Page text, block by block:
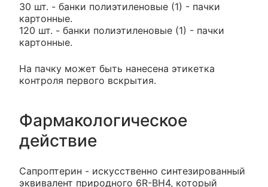
30 шт. - банки полиэтиленовые (1) - пачки
картонные.
120 шт. - банки полиэтиленовые (1) - пачки
картонные.
На пачку может быть нанесена этикетка
контроля первого вскрытия.
Фармакологическое
действие
Сапроптерин - искусственно синтезированный
эквивалент природного 6R-BH4, который